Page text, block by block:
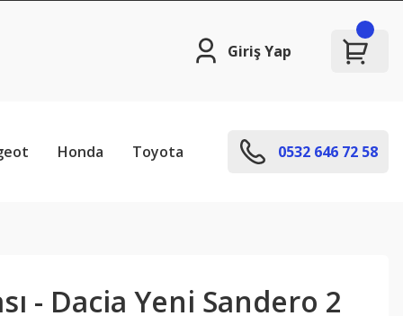
Giriş Yap
Honda Toyota 0532 646 72 58
- Dacia Yeni Sandero 2